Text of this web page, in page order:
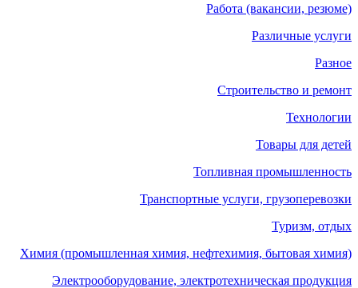
Работа (вакансии, резюме)
Различные услуги
Разное
Строительство и ремонт
Технологии
Товары для детей
Топливная промышленность
Транспортные услуги, грузоперевозки
Туризм, отдых
Химия (промышленная химия, нефтехимия, бытовая химия)
Электрооборудование, электротехническая продукция